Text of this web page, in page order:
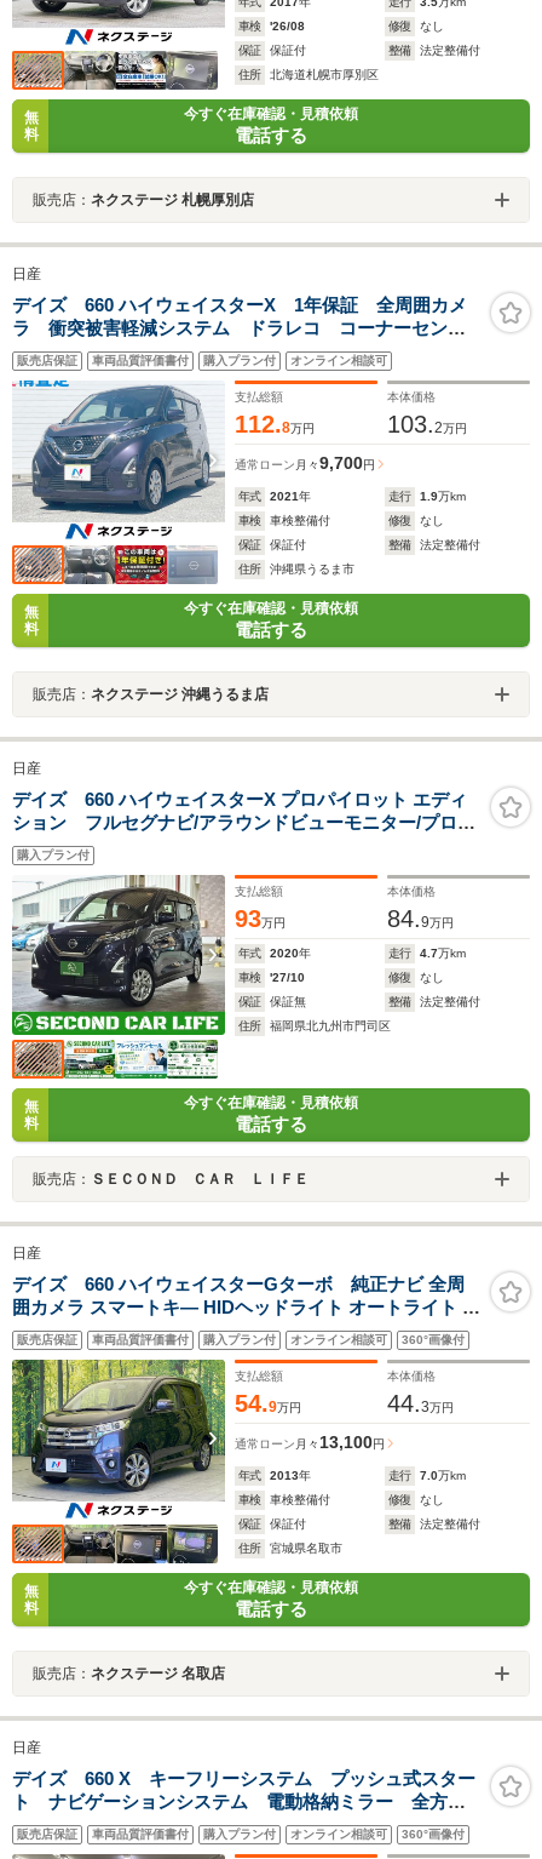
車検
'26/08 修復
なし
保証
保証付 整備
法定整備付
住所
北海道札幌市厚別区
無
料
今すぐ在庫確認・見積依頼
電話する
販売店： ネクステージ 札幌厚別店
日産
デイズ 660 ハイウェイスターX 1年保証 全周囲カメ
ラ 衝突被害軽減システム ドラレコ コーナーセンサ
ー スマートキー LEDヘッド 純正14インチアルミ
車線逸脱警報 オートライト オートエアコン
Bluetooth LEDフォグ
販売店保証 車両品質評価書付 購入プラン付 オンライン相談可
支払総額
112.8万円
本体価格
103.2万円
通常ローン 月々9,700円
年式 2021年 走行 1.9万km
車検
車検整備付 修復
なし
保証
保証付 整備
法定整備付
住所
沖縄県うるま市
無
料
今すぐ在庫確認・見積依頼
電話する
販売店： ネクステージ 沖縄うるま店
日産
デイズ 660 ハイウェイスターX プロパイロット エディ
ション フルセグナビ/アラウンドビューモニター/プロパ
イロット/ETC/エマージェンシーブレーキ/ユーザー買取車
購入プラン付
支払総額
93万円
本体価格
84.9万円
年式 2020年 走行 4.7万km
車検
'27/10 修復
なし
保証
保証無 整備
法定整備付
住所
福岡県北九州市門司区
無
料
今すぐ在庫確認・見積依頼
電話する
販売店： ＳＥＣＯＮＤ ＣＡＲ ＬＩＦＥ
日産
デイズ 660 ハイウェイスターGターボ 純正ナビ 全周
囲カメラ スマートキ― HIDヘッドライト オートライト フ
ォグライト Bluetooth再生 フルセグ CD/DVD再生 純正15
インチアルミ 盗難防止装置 プライバシーガラス
販売店保証 車両品質評価書付 購入プラン付 オンライン相談可 360°画像付
支払総額
54.9万円
本体価格
44.3万円
通常ローン 月々 13,100円
年式 2013年 走行 7.0万km
車検
車検整備付 修復
なし
保証
保証付 整備
法定整備付
住所
宮城県名取市
無
料
今すぐ在庫確認・見積依頼
電話する
販売店： ネクステージ 名取店
日産
デイズ 660 X キーフリーシステム プッシュ式スター
ト ナビゲーションシステム 電動格納ミラー 全方位
システム オートエアコン アイドリングストップ ラ
イトレベライザー
販売店保証 車両品質評価書付 購入プラン付 オンライン相談可 360°画像付